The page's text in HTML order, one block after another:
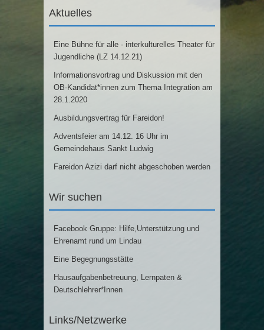
Aktuelles
Eine Bühne für alle - interkulturelles Theater für
Jugendliche (LZ 14.12.21)
Informationsvortrag und Diskussion mit den
OB-Kandidat*innen zum Thema Integration am
28.1.2020
Ausbildungsvertrag für Fareidon!
Adventsfeier am 14.12. 16 Uhr im
Gemeindehaus Sankt Ludwig
Fareidon Azizi darf nicht abgeschoben werden
Wir suchen
Facebook Gruppe: Hilfe,Unterstützung und
Ehrenamt rund um Lindau
Eine Begegnungsstätte
Hausaufgabenbetreuung, Lernpaten &
Deutschlehrer*Innen
Links/Netzwerke